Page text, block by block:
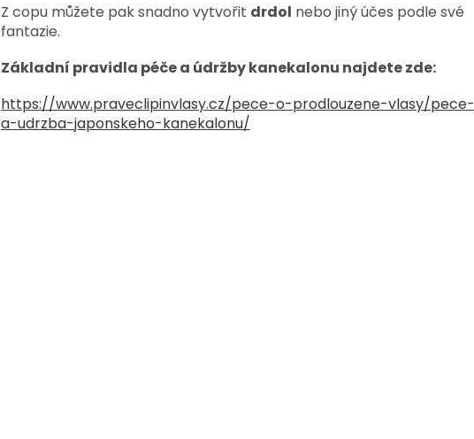
Z copu můžete pak snadno vytvořit drdol nebo jiný účes podle své
fantazie.
Základní pravidla péče a údržby kanekalonu najdete zde:
https://www.praveclipinvlasy.cz/pece-o-prodlouzene-vlasy/pece-
a-udrzba-japonskeho-kanekalonu/